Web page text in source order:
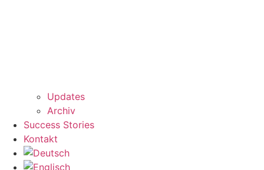
Updates
Archiv
Success Stories
Kontakt